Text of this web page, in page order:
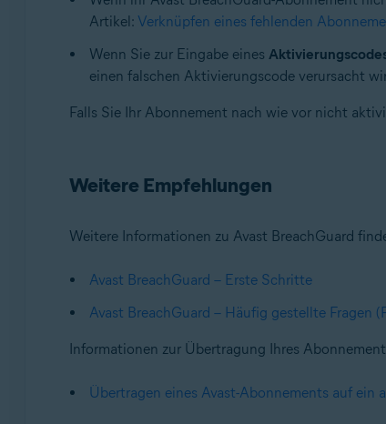
Artikel: Verknüpfen eines fehlenden
Wenn Sie zur Eingabe eines
einen falschen Aktivierungscode verursacht
Falls Sie Ihr Abonnement nach wie vor nicht
Weitere Empfehlungen
Weitere Informationen zu Avast BreachGuard
Avast BreachGuard – Erste Schritte
Avast BreachGuard – Häufig gestellte Fragen
Informationen zur Übertragung Ihres
Übertragen eines Avast-Abonnements auf ein